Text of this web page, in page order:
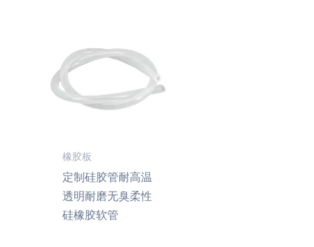
橡胶板
定制硅胶管耐高温
透明耐磨无臭柔性
硅橡胶软管